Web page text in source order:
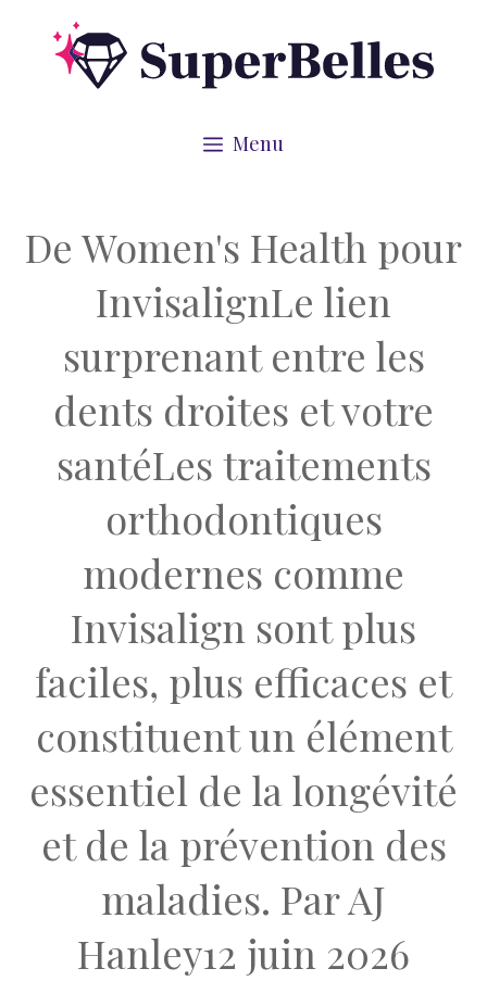
Menu
De Women's Health pour
InvisalignLe lien
surprenant entre les
dents droites et votre
santéLes traitements
orthodontiques
modernes comme
Invisalign sont plus
faciles, plus efficaces et
constituent un élément
essentiel de la longévité
et de la prévention des
maladies. Par AJ
Hanley12 juin 2026